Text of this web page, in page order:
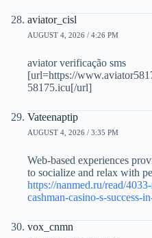
aviator_cisl
AUGUST 4, 2026 / 4:26 PM
aviator verificação sms
[url=https://
58175.icu[/url]
Vateenaptip
AUGUST 4, 2026 / 3:35 PM
Web-based experiences
to socialize and relax with
https://nanmed.ru/read/
cashman-casino-s-success-
vox_cnmn